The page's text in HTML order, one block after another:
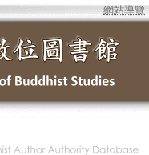
網站導覽